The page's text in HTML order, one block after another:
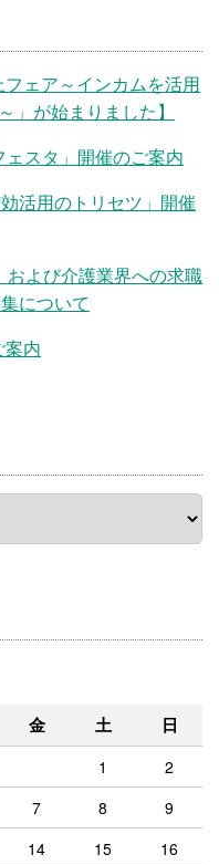
フェア～インカムを活用
」が始まりました】
タ」開催のご案内
活用のトリセツ」開催
よび介護業界への求職
について
内
金 土 日
1
2
7 8
9
14 15
16